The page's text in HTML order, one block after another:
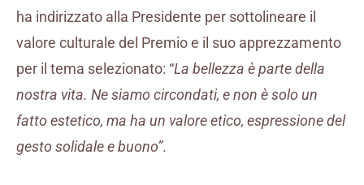
ha indirizzato alla Presidente per sottolineare il
valore culturale del Premio e il suo apprezzamento
per il tema selezionato: “La bellezza è parte della
nostra vita. Ne siamo circondati, e non è solo un
fatto estetico, ma ha un valore etico, espressione del
gesto solidale e buono”.